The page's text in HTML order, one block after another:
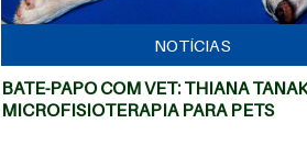
NOTÍCIAS
BATE-PAPO COM VET: THIANA
MICROFISIOTERAPIA PARA PETS